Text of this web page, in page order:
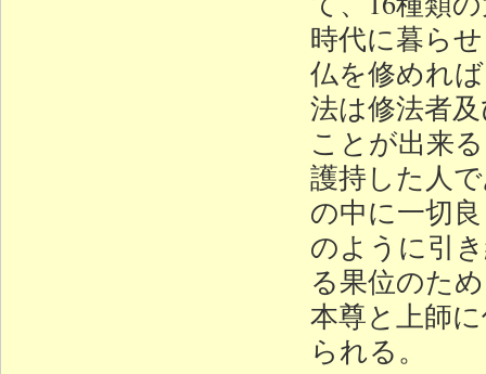
時代に暮ら
仏を修めれ
法は修法者
ことが出来
護持した人
の中に一切
のように引
る果位のた
本尊と上師
られる。